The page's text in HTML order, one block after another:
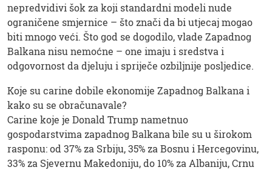
nepredvidivi šok za koji standardni modeli nude
ograničene smjernice – što znači da bi utjecaj mogao
biti mnogo veći. Što god se dogodilo, vlade Zapadnog
Balkana nisu nemoćne – one imaju i sredstva i
odgovornost da djeluju i spriječe ozbiljnije posljedice.
Koje su carine dobile ekonomije Zapadnog Balkana i
kako su se obračunavale?
Carine koje je Donald Trump nametnuo
gospodarstvima zapadnog Balkana bile su u širokom
rasponu: od 37% za Srbiju, 35% za Bosnu i Hercegovinu,
33% za Sjevernu Makedoniju, do 10% za Albaniju, Crnu